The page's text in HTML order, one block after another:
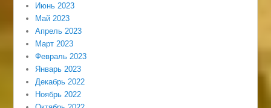
Июнь 2023
Май 2023
Апрель 2023
Март 2023
Февраль 2023
Январь 2023
Декабрь 2022
Ноябрь 2022